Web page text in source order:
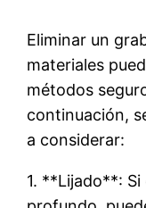
Eliminar un
materiales
métodos
continuación,
a considerar:
1. **Lijado**: